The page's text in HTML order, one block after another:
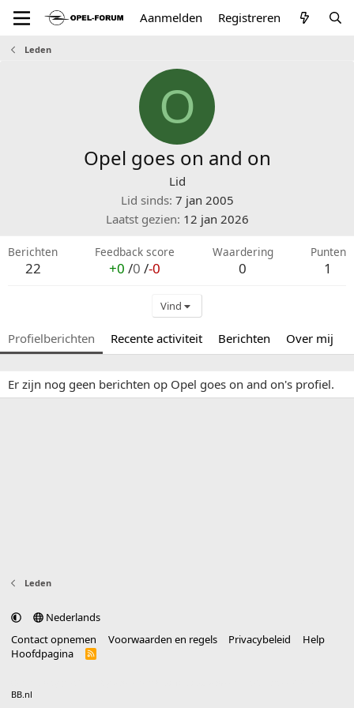
Aanmelden Registreren
Leden
O
Opel goes on and on
Lid
Lid sinds 7 jan 2005
Laatst gezien 12 jan 2026
Berichten
22
Feedback score
+0 /0 /-0
Waardering
0
Punten
1
Vind
Profielberichten Recente activiteit Berichten Over mij
Er zijn nog geen berichten op Opel goes on and on's profiel.
Leden
Nederlands
Contact opnemen
Voorwaarden en regels Privacybeleid
Help
Hoofdpagina
R
BB.nl